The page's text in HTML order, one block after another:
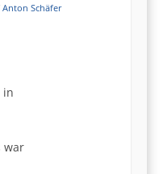
Anton Schäfer
am
in
war